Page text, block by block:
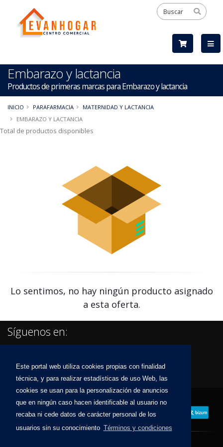
Este portal web utiliza cookies propias con finalidad
técnica, y para realizar estadísticas de uso Web, las
cookies se usan para la personalización de anuncios
que en ningún caso hacen identificable al usuario no
recaba ni cede datos de carácter personal de los
usuarios sin su conocimiento Términos y condiciones
Embarazo y lactancia
Productos de primeras marcas para Embarazo y lactancia
INICIO PARAFARMACIA
MATERNIDAD Y LACTANCIA
EMBARAZO Y LACTANCIA
Total de productos disponibles
Lo sentimos, no hay ningún producto asignado
a esta oferta.
Síguenos en: